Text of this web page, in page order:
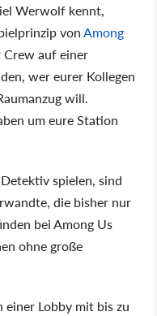
Werwolf kennt,
vonAmong
Crew auf einer
wer eurer Kollegen
will.
um eure Station
spielen, sind
die bisher nur
bei Among Us
ohne große
einer Lobby mit bis zu